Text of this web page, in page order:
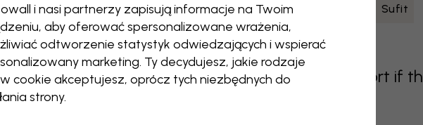
Pokój dzienny Pokój niemowlęcy Biuro Pokój nastolatka Sufit
this component. Please contact customer support if
i nasi partnerzy zapisują informacje na Twoim
aby oferować spersonalizowane wrażenia,
odtworzenie statystyk odwiedzających i wspierać
marketing. Ty decydujesz, jakie rodzaje
cookie akceptujesz, oprócz tych niezbędnych do
strony.